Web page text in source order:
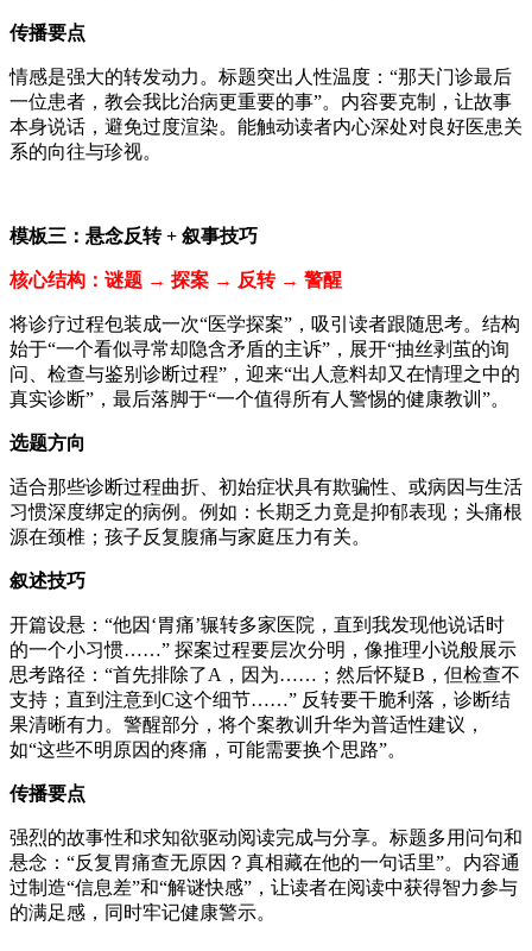
传播要点
情感是强大的转发动力。标题突出人性温度：“那天门诊最后
一位患者，教会我比治病更重要的事”。内容要克制，让故事
本身说话，避免过度渲染。能触动读者内心深处对良好医患关
系的向往与珍视。
模板三：悬念反转+ 叙事技巧
核心结构：谜题 → 探案 → 反转→ 警醒
将诊疗过程包装成一次“医学探案”，吸引读者跟随思考。结构
始于“一个看似寻常却隐含矛盾的主诉”，展开“抽丝剥茧的询
问、检查与鉴别诊断过程”，迎来“出人意料却又在情理之中的
真实诊断”，最后落脚于“一个值得所有人警惕的健康教训”。
选题方向
适合那些诊断过程曲折、初始症状具有欺骗性、或病因与生活
习惯深度绑定的病例。例如：长期乏力竟是抑郁表现；头痛根
源在颈椎；孩子反复腹痛与家庭压力有关。
叙述技巧
开篇设悬：“他因‘胃痛’辗转多家医院，直到我发现他说话时
的一个小习惯……” 探案过程要层次分明，像推理小说般展示
思考路径： “首先排除了A ，因为…… ；然后怀疑B ，但检查不
支持；直到注意到 C这个细节……” 反转要干脆利落，诊断结
果清晰有力。警醒部分，将个案教训升华为普适性建议，
如“这些不明原因的疼痛，可能需要换个思路”。
传播要点
强烈的故事性和求知欲驱动阅读完成与分享。标题多用问句和
悬念：“反复胃痛查无原因？真相藏在他的一句话里”。内容通
过制造“信息差”和“解谜快感”，让读者在阅读中获得智力参与
的满足感，同时牢记健康警示。